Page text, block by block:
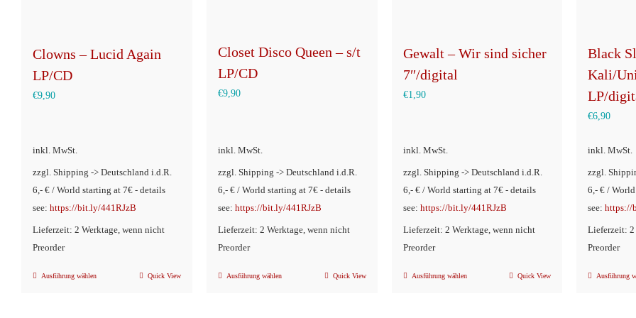
Clowns – Lucid Again
LP/CD
€9,90
inkl. MwSt.
zzgl. Shipping -> Deutschland i.d.R.
6,- € / World starting at 7€ - details
see: https://bit.ly/441RJzB
Lieferzeit: 2 Werktage, wenn nicht
Preorder
Ausführung wählenDieses
Quick View
Closet Disco Queen – s/t
LP/CD
€9,90
inkl. MwSt.
zzgl. Shipping -> Deutschland i.d.R.
6,- € / World starting at 7€ - details
see: https://bit.ly/441RJzB
Lieferzeit: 2 Werktage, wenn nicht
Preorder
Ausführung wählenDieses
Quick View
Gewalt – Wir sind sicher
7″/digital
€1,90
inkl. MwSt.
zzgl. Shipping -> Deutschland i.d.R.
6,- € / World starting at 7€ - details
see: https://bit.ly/441RJzB
Lieferzeit: 2 Werktage, wenn nicht
Preorder
Ausführung wählenDieses
Quick View
Black
Kali/
LP/
€6,90
inkl. MwSt.
zzgl.
6,- € /
see:https://
Lieferzeit: 2
Preorder
Ausführung